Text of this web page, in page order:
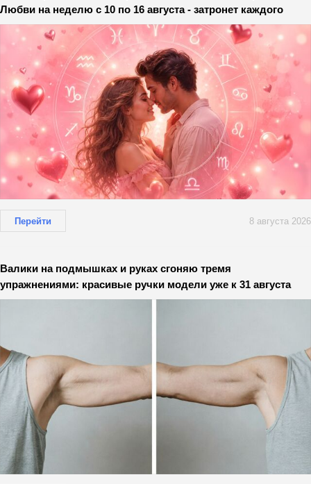
Любви на неделю с 10 по 16 августа - затронет каждого
Перейти 8 августа 2026
Валики на подмышках и руках сгоняю тремя
упражнениями: красивые ручки модели уже к 31 августа